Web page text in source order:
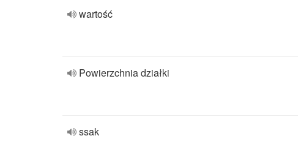
wartość
Powierzchnia działki
ssak